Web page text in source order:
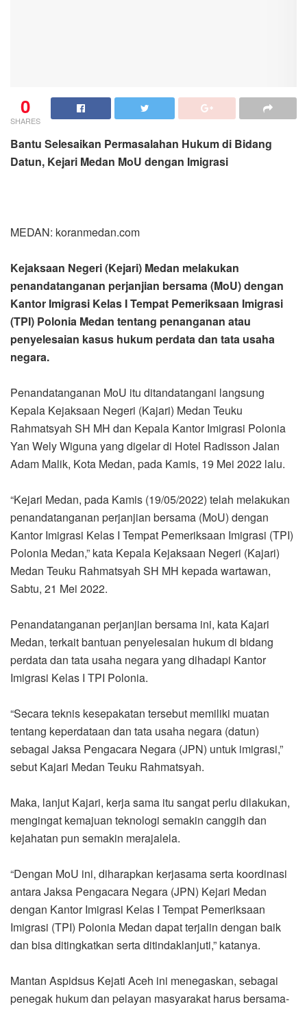
0
SHARES
Bantu Selesaikan Permasalahan Hukum di Bidang
Datun, Kejari Medan MoU dengan Imigrasi
MEDAN: koranmedan.com
Kejaksaan Negeri (Kejari) Medan melakukan
penandatanganan perjanjian bersama (MoU) dengan
Kantor Imigrasi Kelas I Tempat Pemeriksaan Imigrasi
(TPI) Polonia Medan tentang penanganan atau
penyelesaian kasus hukum perdata dan tata usaha
negara.
Penandatanganan MoU itu ditandatangani langsung
Kepala Kejaksaan Negeri (Kajari) Medan Teuku
Rahmatsyah SH MH dan Kepala Kantor Imigrasi Polonia
Yan Wely Wiguna yang digelar di Hotel Radisson Jalan
Adam Malik, Kota Medan, pada Kamis, 19 Mei 2022 lalu.
“Kejari Medan, pada Kamis (19/05/2022) telah melakukan
penandatanganan perjanjian bersama (MoU) dengan
Kantor Imigrasi Kelas I Tempat Pemeriksaan Imigrasi (TPI)
Polonia Medan,” kata Kepala Kejaksaan Negeri (Kajari)
Medan Teuku Rahmatsyah SH MH kepada wartawan,
Sabtu, 21 Mei 2022.
Penandatanganan perjanjian bersama ini, kata Kajari
Medan, terkait bantuan penyelesaian hukum di bidang
perdata dan tata usaha negara yang dihadapi Kantor
Imigrasi Kelas I TPI Polonia.
“Secara teknis kesepakatan tersebut memiliki muatan
tentang keperdataan dan tata usaha negara (datun)
sebagai Jaksa Pengacara Negara (JPN) untuk imigrasi,”
sebut Kajari Medan Teuku Rahmatsyah.
Maka, lanjut Kajari, kerja sama itu sangat perlu dilakukan,
mengingat kemajuan teknologi semakin canggih dan
kejahatan pun semakin merajalela.
“Dengan MoU ini, di­harap­kan kerjasama serta koo­rdinasi
an­tara Jaksa Pe­ngacara Negara (JPN) Kejari Medan
dengan Kantor Imigrasi Kelas I Tempat Pemeriksaan
Imigrasi (TPI) Polonia Medan dapat terjalin dengan baik
dan bisa ditingkatkan serta ditindaklanjuti,” katanya.
Mantan Aspidsus Kejati Aceh ini menegaskan, sebagai
penegak hukum dan pelayan masyarakat harus bersama-